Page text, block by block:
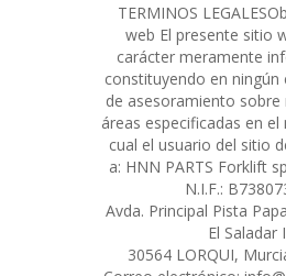
TERMINOS
web El presente sitio
carácter meramente
constituyendo en ningún
de asesoramiento sobre
áreas especificadas en
cual el usuario del sitio
a: HNN PARTS Forklift
N.I.F.:
Avda. Principal Pista
El Saladar I
30564 LORQUI,